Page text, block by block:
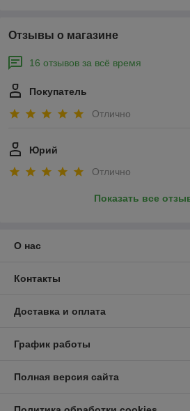
Отзывы о магазине
16 отзывов за всё время
Покупатель
Отлично
Юрий
Отлично
Показать все
О нас
Контакты
Доставка и оплата
График работы
Полная версия сайта